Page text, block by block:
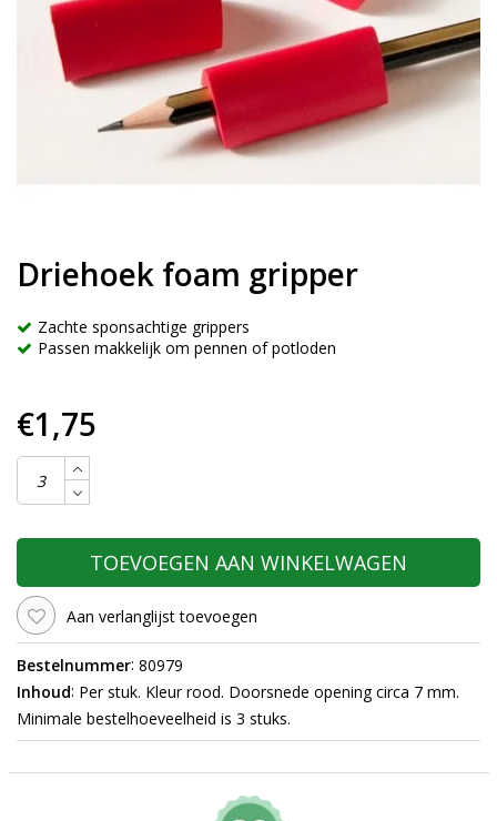
Driehoek foam gripper
Zachte sponsachtige grippers
Passen makkelijk om pennen of potloden
€1,75
TOEVOEGEN AAN WINKELWAGEN
Aan verlanglijst toevoegen
Bestelnummer: 80979
Inhoud: Per stuk. Kleur rood. Doorsnede opening circa 7 mm.
Minimale bestelhoeveelheid is 3 stuks.